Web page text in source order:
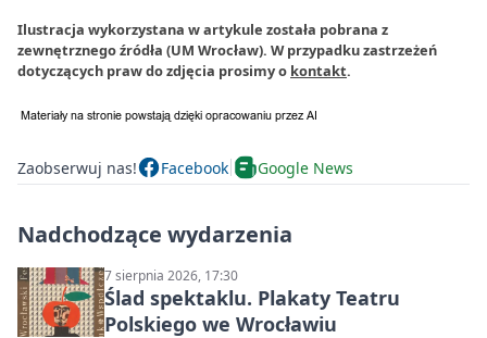
Ilustracja wykorzystana w artykule została pobrana z
zewnętrznego źródła (UM Wrocław). W przypadku zastrzeżeń
dotyczących praw do zdjęcia prosimy o kontakt.
Zaobserwuj nas! Facebook Google News
Nadchodzące wydarzenia
7 sierpnia 2026, 17:30
Ślad spektaklu. Plakaty Teatru
Polskiego we Wrocławiu